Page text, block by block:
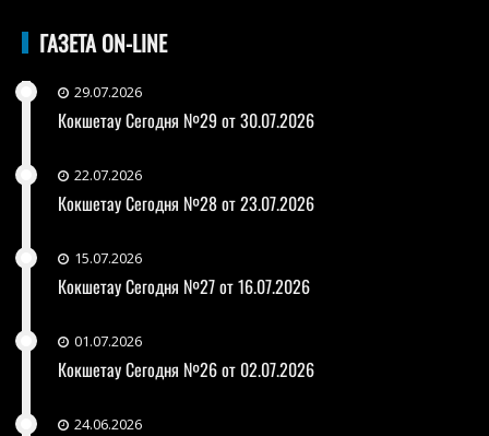
ГАЗЕТА ON-LINE
29.07.2026
Кокшетау Сегодня №29 от 30.07.2026
22.07.2026
Кокшетау Сегодня №28 от 23.07.2026
15.07.2026
Кокшетау Сегодня №27 от 16.07.2026
01.07.2026
Кокшетау Сегодня №26 от 02.07.2026
24.06.2026